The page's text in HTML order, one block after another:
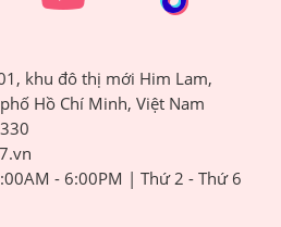
khu đô thị mới Him Lam,
Hồ Chí Minh, Việt Nam
- 6:00PM | Thứ 2 - Thứ 6